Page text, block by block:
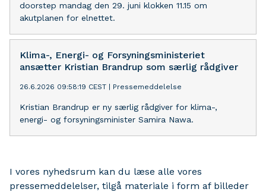
doorstep mandag den 29. juni klokken 11.15 om
akutplanen for elnettet.
Klima-, Energi- og Forsyningsministeriet
ansætter Kristian Brandrup som særlig rådgiver
26.6.2026 09:58:19 CEST Pressemeddelelse
Kristian Brandrup er ny særlig rådgiver for klima-,
energi- og forsyningsminister Samira Nawa.
I vores nyhedsrum kan du læse alle vores
pressemeddelelser, tilgå materiale i form af billeder